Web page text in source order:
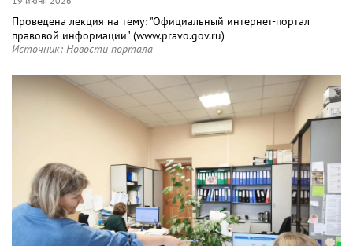
Проведена лекция на тему: "Официальный интернет-портал
правовой информации" (www.pravo.gov.ru)
Источник: Новости портала